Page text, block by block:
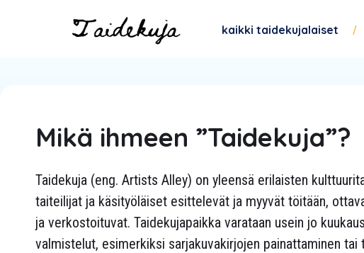
kaikki taidekujalaiset
Mikä ihmeen ”Taidekuja”?
Taidekuja (eng. Artists Alley) on yleensä erilaisten
taiteilijat ja käsityöläiset esittelevät ja myyvät töitään,
ja verkostoituvat. Taidekujapaikka varataan usein jo
valmistelut, esimerkiksi sarjakuvakirjojen painattaminen